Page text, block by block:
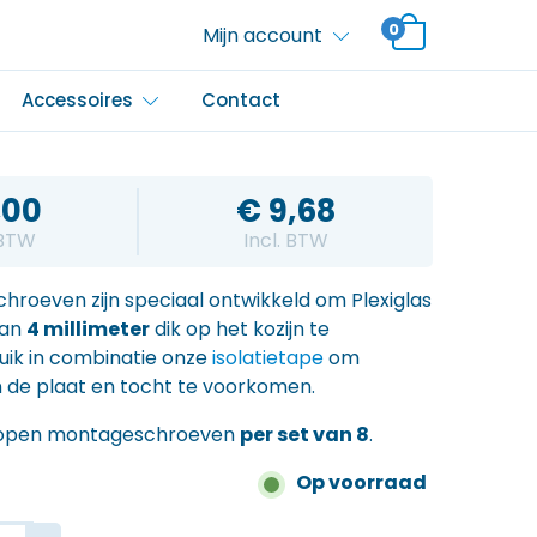
Mijn account 0
Accessoires Contact
€ 9,68
Incl. BTW
zijn speciaal ontwikkeld om Plexiglas
4 millimeterdik op het kozijn te
in combinatie onzeisolatietapeom
de plaat en tocht te voorkomen.
montageschroeven per set van 8.
Op voorraad